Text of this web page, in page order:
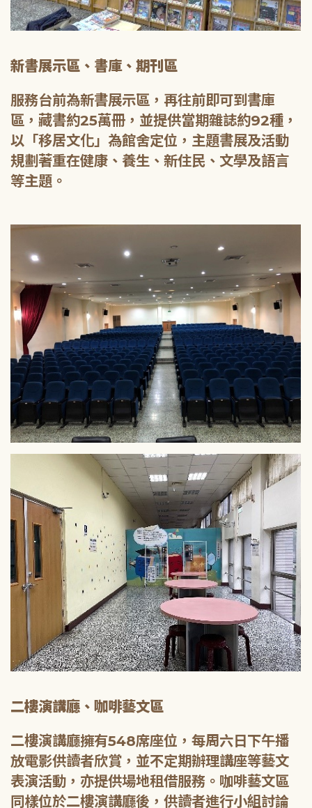
新書展示區、書庫、期刊區
服務台前為新書展示區，再往前即可到書庫
區，藏書約25萬冊，並提供當期雜誌約92種，
以「移居文化」為館舍定位，主題書展及活動
規劃著重在健康、養生、新住民、文學及語言
等主題。
二樓演講廳、咖啡藝文區
二樓演講廳擁有548席座位，每周六日下午播
放電影供讀者欣賞，並不定期辦理講座等藝文
表演活動，亦提供場地租借服務。咖啡藝文區
同樣位於二樓演講廳後，供讀者進行小組討論